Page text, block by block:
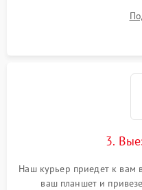
3.
Наш курьер приедет к вам
ваш планшет и